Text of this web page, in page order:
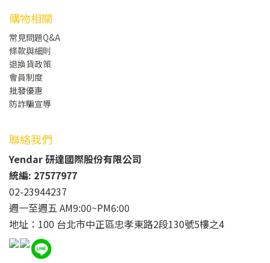
購物相關
常見問題Q&A
條款與細則
退換貨政策
會員制度
批發優惠
防詐騙宣導
聯絡我們
Yendar 研達國際股份有限公司
統編: 27577977
02-23944237
週一至週五 AM9:00~PM6:00
地址：100 台北市中正區忠孝東路2段130號5樓之4